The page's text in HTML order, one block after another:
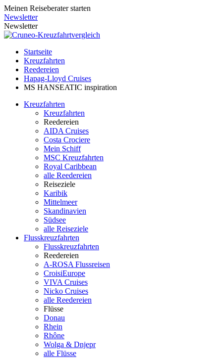
Meinen Reiseberater starten
Newsletter
Newsletter
Startseite
Kreuzfahrten
Reedereien
Hapag-Lloyd Cruises
MS HANSEATIC inspiration
Kreuzfahrten
Kreuzfahrten
Reedereien
AIDA Cruises
Costa Crociere
Mein Schiff
MSC Kreuzfahrten
Royal Caribbean
alle Reedereien
Reiseziele
Karibik
Mittelmeer
Skandinavien
Südsee
alle Reiseziele
Flusskreuzfahrten
Flusskreuzfahrten
Reedereien
A-ROSA Flussreisen
CroisiEurope
VIVA Cruises
Nicko Cruises
alle Reedereien
Flüsse
Donau
Rhein
Rhône
Wolga & Dnjepr
alle Flüsse